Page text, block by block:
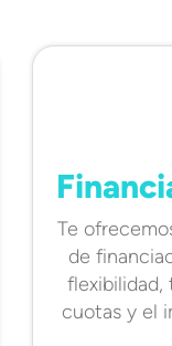
Te
de
flexibilidad,
cuotas y el